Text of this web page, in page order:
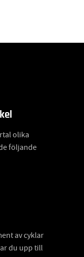
olika
följande
av cyklar
du upp till